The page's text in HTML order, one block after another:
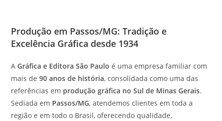
Produção em Passos/MG: Tradição e
Excelência Gráfica desde 1934
AGráfica e Editora São Paulo é uma empresa familiar com
mais de90 anos de história, consolidada como uma das
referências em produção gráfica no Sul de Minas Gerais.
Sediada em Passos/MG, atendemos clientes em toda a
região e em todo o Brasil, oferecendo qualidade,